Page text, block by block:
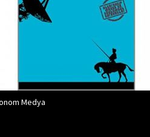
Medya